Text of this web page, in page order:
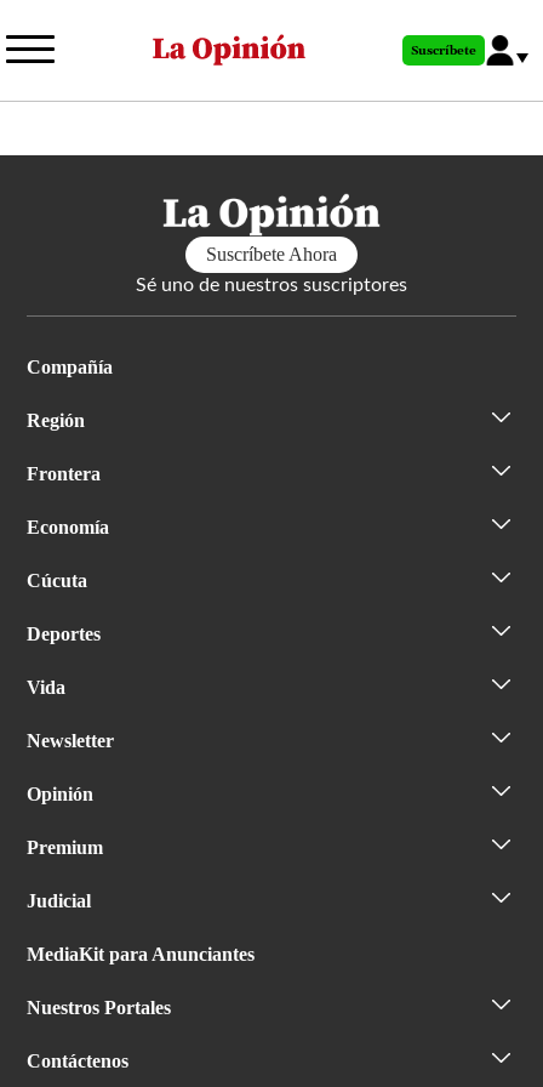
al
principal
Suscríbete
Suscríbete Ahora
Sé uno de nuestros suscriptores
Compañía
Región
Frontera
Economía
Cúcuta
Deportes
Vida
Newsletter
Opinión
Premium
Judicial
MediaKit para Anunciantes
Nuestros Portales
Contáctenos